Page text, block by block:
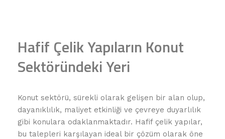
Hafif Çelik Yapıların Konut
Sektöründeki Yeri
Konut sektörü, sürekli olarak gelişen bir alan olup,
dayanıklılık, maliyet etkinliği ve çevreye duyarlılık
gibi konulara odaklanmaktadır. Hafif çelik yapılar,
bu talepleri karşılayan ideal bir çözüm olarak öne